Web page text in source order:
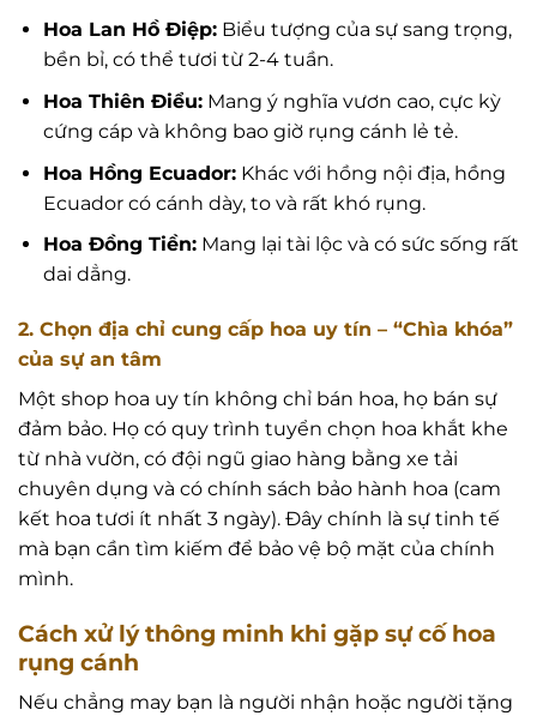
Hoa Lan Hồ Điệp:Biểu tượng của sự sang trọng,
bền bỉ, có thể tươi từ 2-4 tuần.
Hoa Thiên Điểu:Mang ý nghĩa vươn cao, cực kỳ
cứng cáp và không bao giờ rụng cánh lẻ tẻ.
Hoa Hồng Ecuador:Khác với hồng nội địa, hồng
Ecuador có cánh dày, to và rất khó rụng.
Hoa Đồng Tiền:Mang lại tài lộc và có sức sống rất
dai dẳng.
2. Chọn địa chỉ cung cấp hoa uy tín – “Chìa khóa”
của sự an tâm
Một shop hoa uy tín không chỉ bán hoa, họ bán sự
đảm bảo. Họ có quy trình tuyển chọn hoa khắt khe
từ nhà vườn, có đội ngũ giao hàng bằng xe tải
chuyên dụng và có chính sách bảo hành hoa (cam
kết hoa tươi ít nhất 3 ngày). Đây chính là sự tinh tế
mà bạn cần tìm kiếm để bảo vệ bộ mặt của chính
mình.
Cách xử lý thông minh khi gặp sự cố hoa
rụng cánh
Nếu chẳng may bạn là người nhận hoặc người tặng